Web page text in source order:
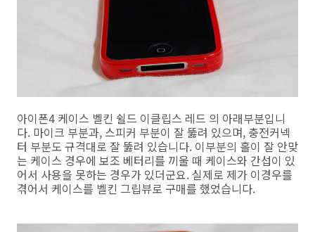
아이폰4 케이스 벨킨 쉴드 이클립스 레드 의 아래부분입니
다. 마이크 부분과, 스피커 부분이 잘 뚫려 있으며, 충전커넥
터 부분도 규격대로 잘 뚫려 있습니다. 이부분의 홀이 잘 안맞
는 케이스 경우에 보조 베터리를 끼울 때 케이스와 간섭이 있
어서 사용을 못하는 경우가 있더군요. 실제로 제가 이경우를
겪어서 케이스를 벨킨 그립뷰로 구매를 했었습니다.